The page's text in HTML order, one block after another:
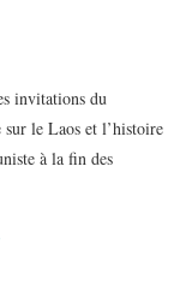
invitations du
le Laos et l’histoire
à la fin des